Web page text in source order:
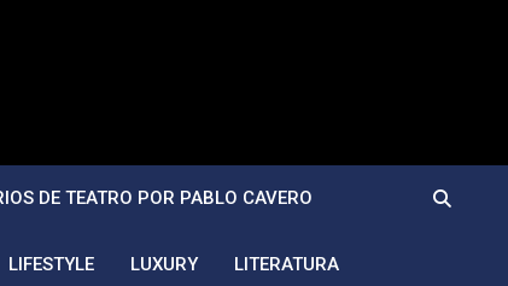
DE TEATRO POR PABLO CAVERO
LIFESTYLE LUXURY LITERATURA